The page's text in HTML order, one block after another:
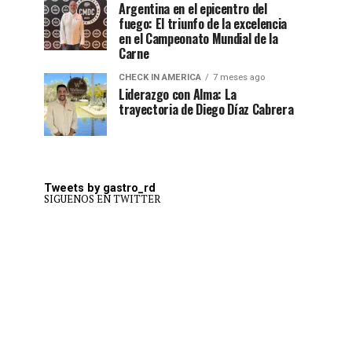
Argentina en el epicentro del
fuego: El triunfo de la excelencia
en el Campeonato Mundial de la
Carne
CHECK IN AMERICA 7 meses ago
Liderazgo con Alma: La
trayectoria de Diego Díaz Cabrera
Tweets by gastro_rd
SIGUENOS EN TWITTER